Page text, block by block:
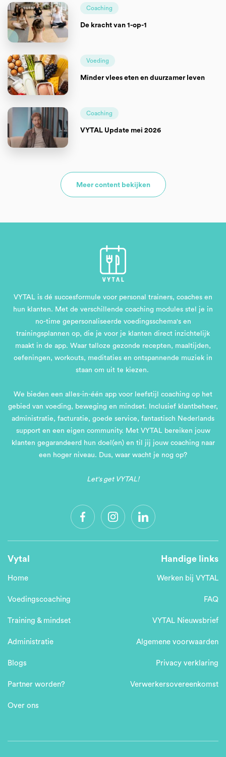
Coaching
De kracht van 1-op-1
Voeding
Minder vlees eten en duurzamer leven
Coaching
VYTAL Update mei 2026
Meer content bekijken
VYTAL is dé succesformule voor personal trainers, coaches en
hun klanten. Met de verschillende coaching modules stel je in
no-time gepersonaliseerde voedingsschema's en
trainingsplannen op, die je voor je klanten direct inzichtelijk
maakt in de app. Waar talloze gezonde recepten, maaltijden,
oefeningen, workouts, meditaties en ontspannende muziek in
staan om uit te kiezen.
We bieden een alles-in-één app voor leefstijl coaching op het
gebied van voeding, beweging en mindset. Inclusief klantbeheer,
administratie, facturatie, goede service, fantastisch Nederlands
support en een eigen community. Met VYTAL bereiken jouw
klanten gegarandeerd hun doel(en) en til jij jouw coaching naar
een hoger niveau. Dus, waar wacht je nog op?
Let's get VYTAL!
Vytal
Home
Voedingscoaching
Training & mindset
Administratie
Blogs
Partner worden?
Over ons
Handige links
Werken bij VYTAL
FAQ
VYTAL Nieuwsbrief
Algemene voorwaarden
Privacy verklaring
Verwerkersovereenkomst